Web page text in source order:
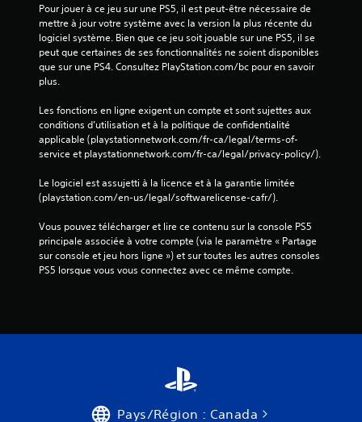
Pour jouer à ce jeu sur une PS5, il est peut-être nécessaire de
mettre à jour votre système avec la version la plus récente du
logiciel système. Bien que ce jeu soit jouable sur une PS5, il se
peut que certaines de ses fonctionnalités ne soient disponibles
que sur une PS4. Consultez PlayStation.com/bc pour en savoir
plus.
Les fonctions en ligne exigent un compte et sont sujettes aux
conditions d’utilisation et à la politique de confidentialité
applicable (playstationnetwork.com/fr-ca/legal/terms-of-
service et playstationnetwork.com/fr-ca/legal/privacy-policy/).
Le logiciel est assujetti à la licence et à la garantie limitée
(playstation.com/en-us/legal/softwarelicense-cafr/).
Vous pouvez télécharger et lire ce contenu sur la console PS5
principale associée à votre compte (via le paramètre « Partage
sur console et jeu hors ligne ») et sur toutes les autres consoles
PS5 lorsque vous vous connectez avec ce même compte.
Pays/Région : Canada